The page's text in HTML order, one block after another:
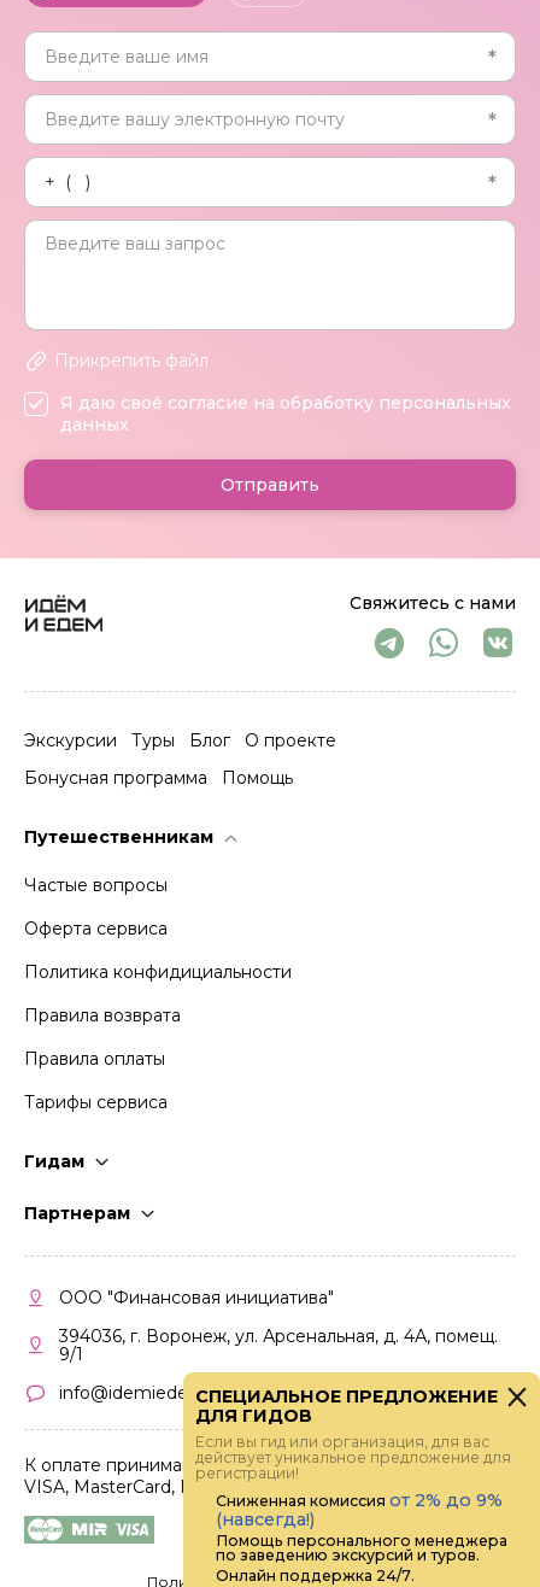
Свяжитесь с нами
Экскурсии Туры Блог
О проекте
Бонусная программа
Помощь
Путешественникам
Частые вопросы
Оферта сервиса
Политика конфидициальности
Правила возврата
Правила оплаты
Тарифы сервиса
Гидам
Партнерам
Кабинет партнера
Правила участия
ООО "Финансовая инициатива"
394036, г. Воронеж, ул. Арсенальная, д. 4А, помещ.
9/1
info@idemiedem.ru
К оплате принимаются карты
VISA, MasterCard, МИР
Политика конфиденциальности
Прикрепить файл
Я даю своё согласие на обработку персональных
данных
Отправить
СПЕЦИАЛЬНОЕ ПРЕДЛОЖЕНИЕ
ДЛЯ ГИДОВ
Если вы гид или организация, для вас
действует уникальное предложение для
регистрации!
Сниженная комиссия от 2% до 9%
(навсегда!)
Помощь персонального менеджера
по заведению экскурсий и туров.
Онлайн поддержка 24/7.